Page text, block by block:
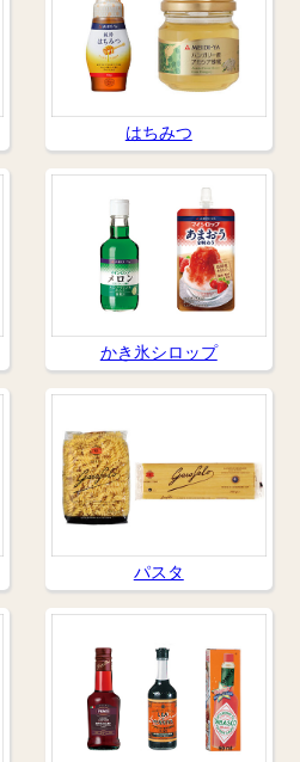
はちみつ
かき氷シロップ
パスタ